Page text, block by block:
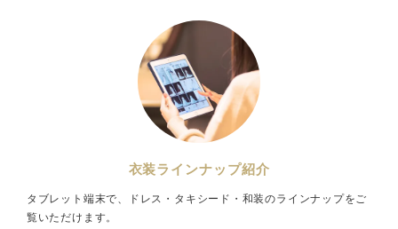
衣装ラインナップ紹介
タブレット端末で、ドレス・タキシード・和装のラインナップをご
覧いただけます。